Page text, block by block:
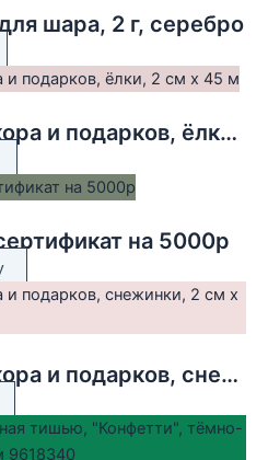
шара, 2 г, серебро
Лента для декора и подарков, ёлки, 2 см х 45 м
на 5000р
Лента для декора и подарков, снежинки, 2 см х 45 м